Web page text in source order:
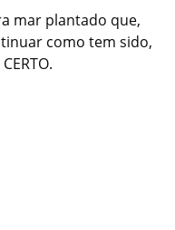
mar plantado que,
como tem sido,